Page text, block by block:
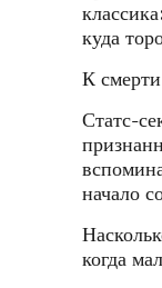
куда
К
Статс-
начало
когда